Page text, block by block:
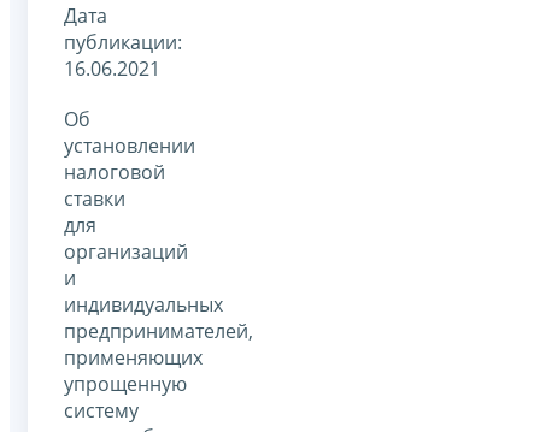
Дата
публикации:
16.06.2021
Об
установлении
налоговой
ставки
для
организаций
и
индивидуальных
предпринимателей,
применяющих
упрощенную
систему